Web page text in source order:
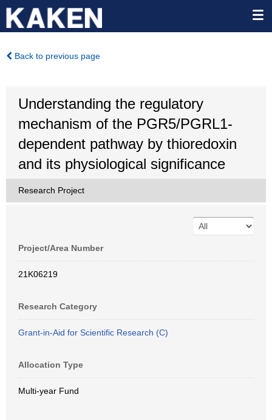
Back to previous page
Understanding the regulatory
mechanism of the PGR5/PGRL1-
dependent pathway by thioredoxin
and its physiological significance
Research Project
Project/Area Number
21K06219
Research Category
Grant-in-Aid for Scientific Research (C)
Allocation Type
Multi-year Fund